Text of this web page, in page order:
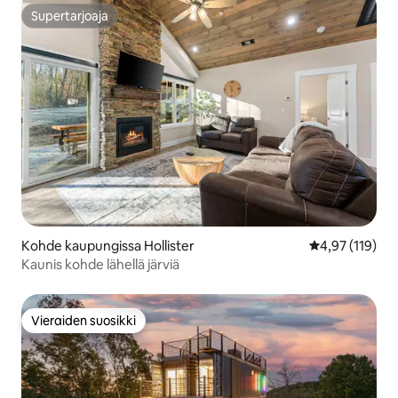
Supertarjoaja
Supertarjoaja
Kohde kaupungissa Hollister
4,97 (119)
Kaunis kohde lähellä järviä
Vieraiden suosikki
Vieraiden suosikki